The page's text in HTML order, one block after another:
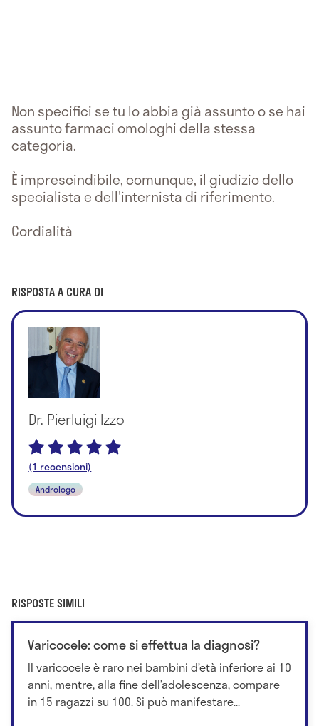
Non specifici se tu lo abbia già assunto o se hai
assunto farmaci omologhi della stessa
categoria.
È imprescindibile, comunque, il giudizio dello
specialista e dell'internista di riferimento.
Cordialità
RISPOSTA A CURA DI
Dr. Pierluigi Izzo
(1 recensioni)
Andrologo
RISPOSTE SIMILI
Varicocele: come si effettua la diagnosi?
Il varicocele è raro nei bambini d’età inferiore ai 10
anni, mentre, alla fine dell’adolescenza, compare
in 15 ragazzi su 100. Si può manifestare...